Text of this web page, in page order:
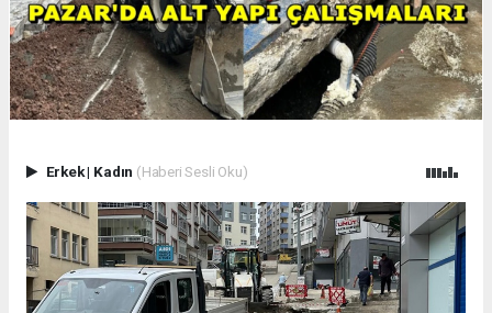
Erkek| Kadın (Haberi Sesli Oku)